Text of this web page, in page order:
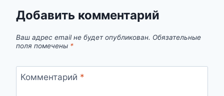
Добавить комментарий
Ваш адрес email не будет опубликован. Обязательные
поля помечены *
Комментарий *